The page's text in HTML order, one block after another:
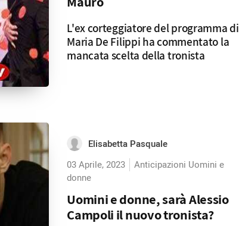
L'ex corteggiatore del programma di
Maria De Filippi ha commentato la
mancata scelta della tronista
Elisabetta Pasquale
03 Aprile, 2023
Anticipazioni Uomini e
donne
Uomini e donne, sarà Alessio
Campoli il nuovo tronista?